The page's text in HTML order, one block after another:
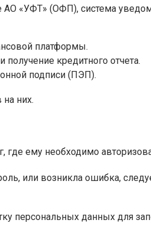
«УФТ» (ОФП), система
платформы.
кредитного отчета.
подписи (ПЭП).
них.
где ему необходимо
или возникла ошибка,
персональных данных для